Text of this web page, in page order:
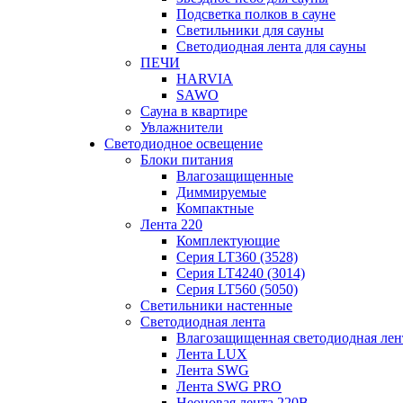
Подсветка полков в сауне
Светильники для сауны
Светодиодная лента для сауны
ПЕЧИ
HARVIA
SAWO
Сауна в квартире
Увлажнители
Светодиодное освещение
Блоки питания
Влагозащищенные
Диммируемые
Компактные
Лента 220
Комплектующие
Серия LT360 (3528)
Серия LT4240 (3014)
Серия LT560 (5050)
Светильники настенные
Светодиодная лента
Влагозащищенная светодиодная
Лента LUX
Лента SWG
Лента SWG PRO